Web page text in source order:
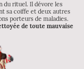
du rituel. Il dévore les
sa coiffe et deux autres
porteurs de maladies.
de toute mauvaise